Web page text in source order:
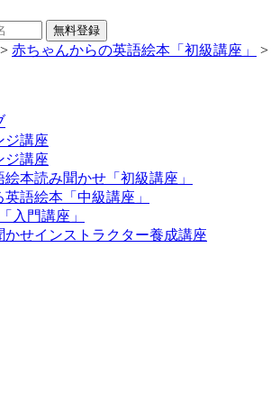
> 赤ちゃんからの英語絵本「初級講座」 >
ジ講座
ジ講座
本読み聞かせ「初級講座」
語絵本「中級講座」
入門講座」
せインストラクター養成講座